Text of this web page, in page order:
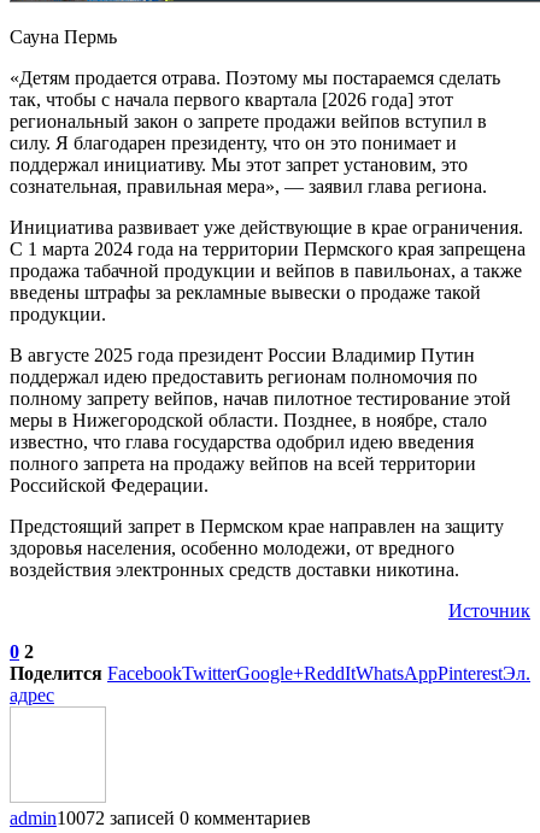
Сауна Пермь
«Детям продается отрава. Поэтому мы постараемся сделать
так, чтобы с начала первого квартала [2026 года] этот
региональный закон о запрете продажи вейпов вступил в
силу. Я благодарен президенту, что он это понимает и
поддержал инициативу. Мы этот запрет установим, это
сознательная, правильная мера», — заявил глава региона.
Инициатива развивает уже действующие в крае ограничения.
С 1 марта 2024 года на территории Пермского края запрещена
продажа табачной продукции и вейпов в павильонах, а также
введены штрафы за рекламные вывески о продаже такой
продукции.
В августе 2025 года президент России Владимир Путин
поддержал идею предоставить регионам полномочия по
полному запрету вейпов, начав пилотное тестирование этой
меры в Нижегородской области. Позднее, в ноябре, стало
известно, что глава государства одобрил идею введения
полного запрета на продажу вейпов на всей территории
Российской Федерации.
Предстоящий запрет в Пермском крае направлен на защиту
здоровья населения, особенно молодежи, от вредного
воздействия электронных средств доставки никотина.
Источник
0 2
Поделится FacebookTwitterGoogle+ReddItWhatsAppPinterestЭл.
адрес
admin10072 записей 0 комментариев